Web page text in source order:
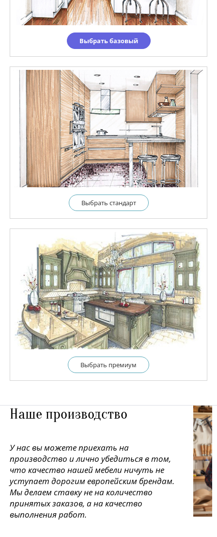
Выбрать базовый
Выбрать cтандарт
Выбрать премиум
Наше производство
У нас вы можете приехать на
производство и лично убедиться в том,
что качество нашей мебели ничуть не
уступает дорогим европейским брендам.
Мы делаем ставку не на количество
принятых заказов, а на качество
выполнения работ.